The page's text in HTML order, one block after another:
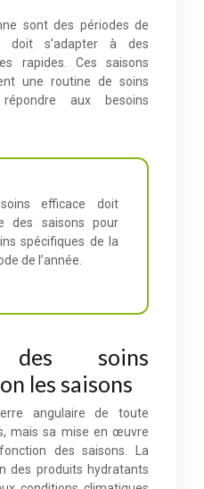
sont des périodes de
doit s’adapter à des
rapides. Ces saisons
une routine de soins
aux besoins
efficace doit
des saisons pour
spécifiques de la
de l’année.
des soins
les saisons
angulaire de toute
mais sa mise en œuvre
des saisons. La
des produits hydratants